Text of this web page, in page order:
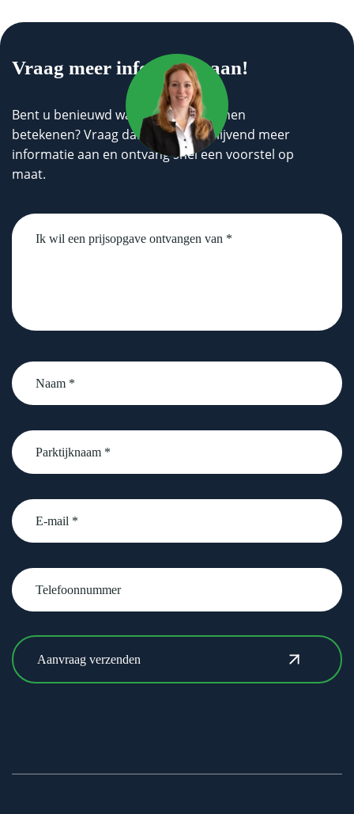
Vraag meer informatie aan!
Bent u benieuwd wat wij voor u kunnen
betekenen? Vraag dan geheel vrijblijvend meer
informatie aan en ontvang snel een voorstel op
maat.
Untitled
Naam
*
Parktijknaam
*
email
Telefoonnummer